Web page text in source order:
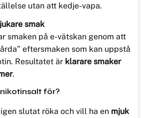
utan att kedje-vapa.
smak
smaken på e-vätskan genom att
eftersmaken som kan uppstå
Resultatet är klarare smaker
.
för?
slutat röka och vill ha en mjuk